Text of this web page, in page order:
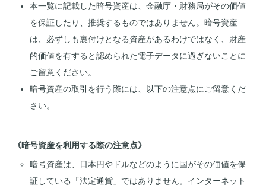
本一覧に記載した暗号資産は、金融庁・財務局がその価値
を保証したり、推奨するものではありません。暗号資産
は、必ずしも裏付けとなる資産があるわけではなく、財産
的価値を有すると認められた電子データに過ぎないことに
ご留意ください。
暗号資産の取引を行う際には、以下の注意点にご留意くだ
さい。
《暗号資産を利用する際の注意点》
暗号資産は、日本円やドルなどのように国がその価値を保
証している「法定通貨」ではありません。インターネット